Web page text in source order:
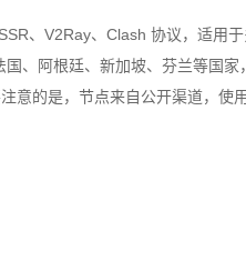
、V2Ray、Clash 协议，适用
、阿根廷、新加坡、芬兰等国
意的是，节点来自公开渠道，使